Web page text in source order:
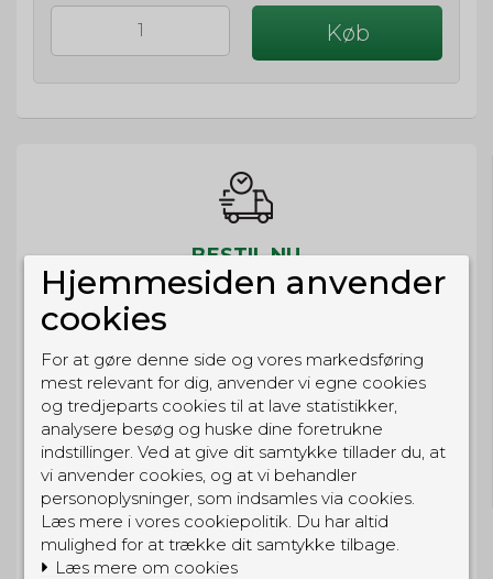
Køb
BESTIL NU
så sender vi om1t 29m 22s
Eller hent i butikken til kl. 17:00
GRATIS LEVERING
Til pakkeboks ved køb for 399 kr.
Gratis hjemmelevering for 699 kr.
Hjemmesiden anvender
cookies
For at gøre denne side og vores markedsføring
mest relevant for dig, anvender vi egne cookies
og tredjeparts cookies til at lave statistikker,
analysere besøg og huske dine foretrukne
indstillinger. Ved at give dit samtykke tillader du, at
vi anvender cookies, og at vi behandler
personoplysninger, som indsamles via cookies.
Læs mere i vores cookiepolitik. Du har altid
mulighed for at trække dit samtykke tilbage.
Læs mere om cookies